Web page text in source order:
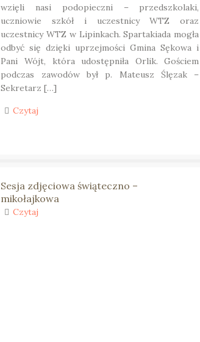
wzięli nasi podopieczni – przedszkolaki,
uczniowie szkół i uczestnicy WTZ oraz
uczestnicy WTZ w Lipinkach. Spartakiada mogła
odbyć się dzięki uprzejmości Gmina Sękowa i
Pani Wójt, która udostępniła Orlik. Gościem
podczas zawodów był p. Mateusz Ślęzak –
Sekretarz […]
Czytaj
Sesja zdjęciowa świąteczno –
mikołajkowa
Czytaj